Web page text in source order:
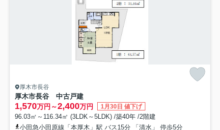
厚木市長谷
厚木市長谷 中古戸建
1,570万円～2,400万円 1月30日 値下げ
96.03㎡～116.34㎡ (3LDK～5LDK) /築40年 /2階建
小田急小田原線「本厚木」駅 バス15分 「清水」 停歩5分